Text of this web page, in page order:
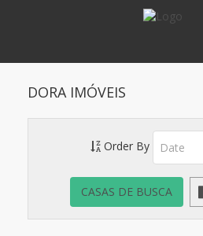
DORA IMÓVEIS
Order By